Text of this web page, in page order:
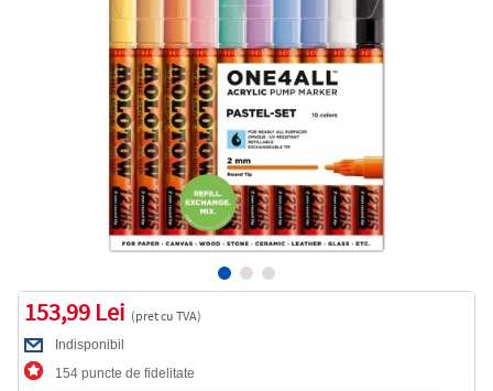
153,99 Lei (pret cu TVA)
Indisponibil
154 puncte de fidelitate